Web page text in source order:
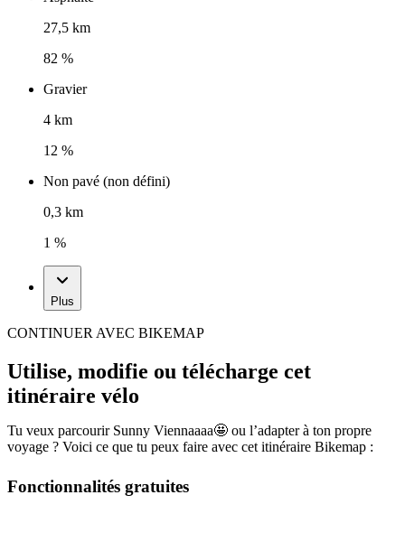
27,5 km
82 %
Gravier
4 km
12 %
Non pavé (non défini)
0,3 km
1 %
Plus
CONTINUER AVEC BIKEMAP
Utilise, modifie ou télécharge cet
itinéraire vélo
Tu veux parcourir Sunny Viennaaaa🤩 ou l’adapter à ton propre
voyage ? Voici ce que tu peux faire avec cet itinéraire Bikemap :
Fonctionnalités gratuites